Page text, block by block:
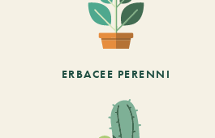
ERBACEE PERENNI